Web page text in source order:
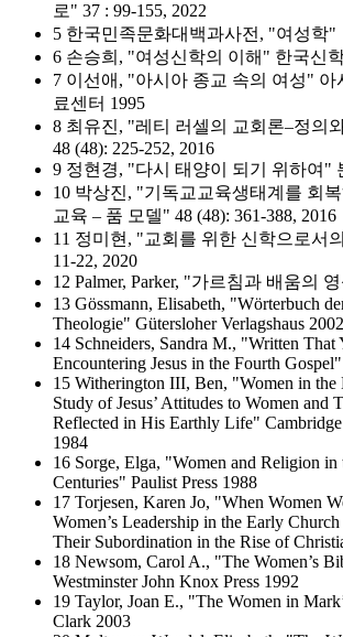
로" 37 : 99-155, 2022
5 한국민족문화대백과사전, "여성학"
6 손승희, "여성신학의 이해" 한국신
7 이선애, "아시아 종교 속의 여성" 아
료센터 1995
8 최유진, "레티 러셀의 교회론–정의
48 (48): 225-252, 2016
9 정현경, "다시 태양이 되기 위하여"
10 박상진, "기독교교육생태계를 회
교육 – 품 모델" 48 (48): 361-388, 2016
11 정미현, "교회를 위한 신학으로서
11-22, 2020
12 Palmer, Parker, "가르침과 배움의
13 Gössmann, Elisabeth, "Wörterbuch
Theologie" Gütersloher Verlagshaus 2002
14 Schneiders, Sandra M., "Written That
Encountering Jesus in the Fourth
15 Witherington III, Ben, "Women in the
Study of Jesus’ Attitudes to Women and
Reflected in His Earthly Life"
1984
16 Sorge, Elga, "Women and Religion in
Centuries" Paulist Press 1988
17 Torjesen, Karen Jo, "When Women
Women’s Leadership in the Early
Their Subordination in the Rise of
18 Newsom, Carol A., "The Women’s
Westminster John Knox Press 1992
19 Taylor, Joan E., "The Women in
Clark 2003